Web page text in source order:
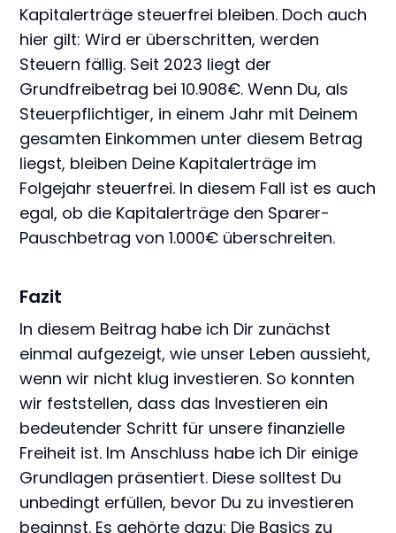
Kapitalerträge steuerfrei bleiben. Doch auch
hier gilt: Wird er überschritten, werden
Steuern fällig. Seit 2023 liegt der
Grundfreibetrag bei 10.908€. Wenn Du, als
Steuerpflichtiger, in einem Jahr mit Deinem
gesamten Einkommen unter diesem Betrag
liegst, bleiben Deine Kapitalerträge im
Folgejahr steuerfrei. In diesem Fall ist es auch
egal, ob die Kapitalerträge den Sparer-
Pauschbetrag von 1.000€ überschreiten.
Fazit
In diesem Beitrag habe ich Dir zunächst
einmal aufgezeigt, wie unser Leben aussieht,
wenn wir nicht klug investieren. So konnten
wir feststellen, dass das Investieren ein
bedeutender Schritt für unsere finanzielle
Freiheit ist. Im Anschluss habe ich Dir einige
Grundlagen präsentiert. Diese solltest Du
unbedingt erfüllen, bevor Du zu investieren
beginnst. Es gehörte dazu: Die Basics zu